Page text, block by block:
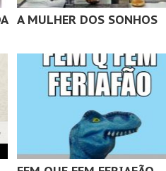
A MULHER DOS SONHOS